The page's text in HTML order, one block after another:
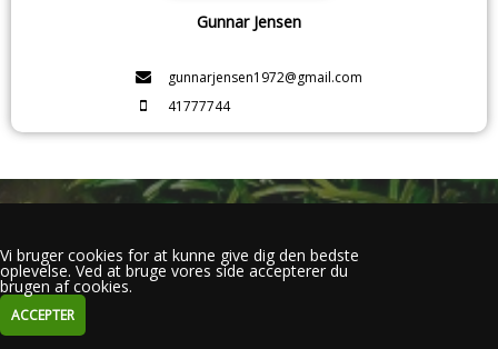
Gunnar Jensen
gunnarjensen1972@gmail.com
41777744
Vi bruger cookies for at kunne give dig den bedste
oplevelse. Ved at bruge vores side accepterer du
brugen af cookies.